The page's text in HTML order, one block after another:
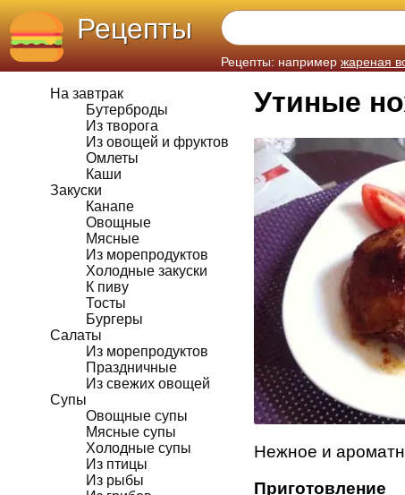
Рецепты
Рецепты: например жареная
На завтрак
Бутерброды
Из творога
Из овощей и фруктов
Омлеты
Каши
Закуски
Канапе
Овощные
Мясные
Из морепродуктов
Холодные закуски
К пиву
Тосты
Бургеры
Салаты
Из морепродуктов
Праздничные
Из свежих овощей
Супы
Овощные супы
Мясные супы
Холодные супы
Из птицы
Из рыбы
Утиные
Нежное и
Приготовление